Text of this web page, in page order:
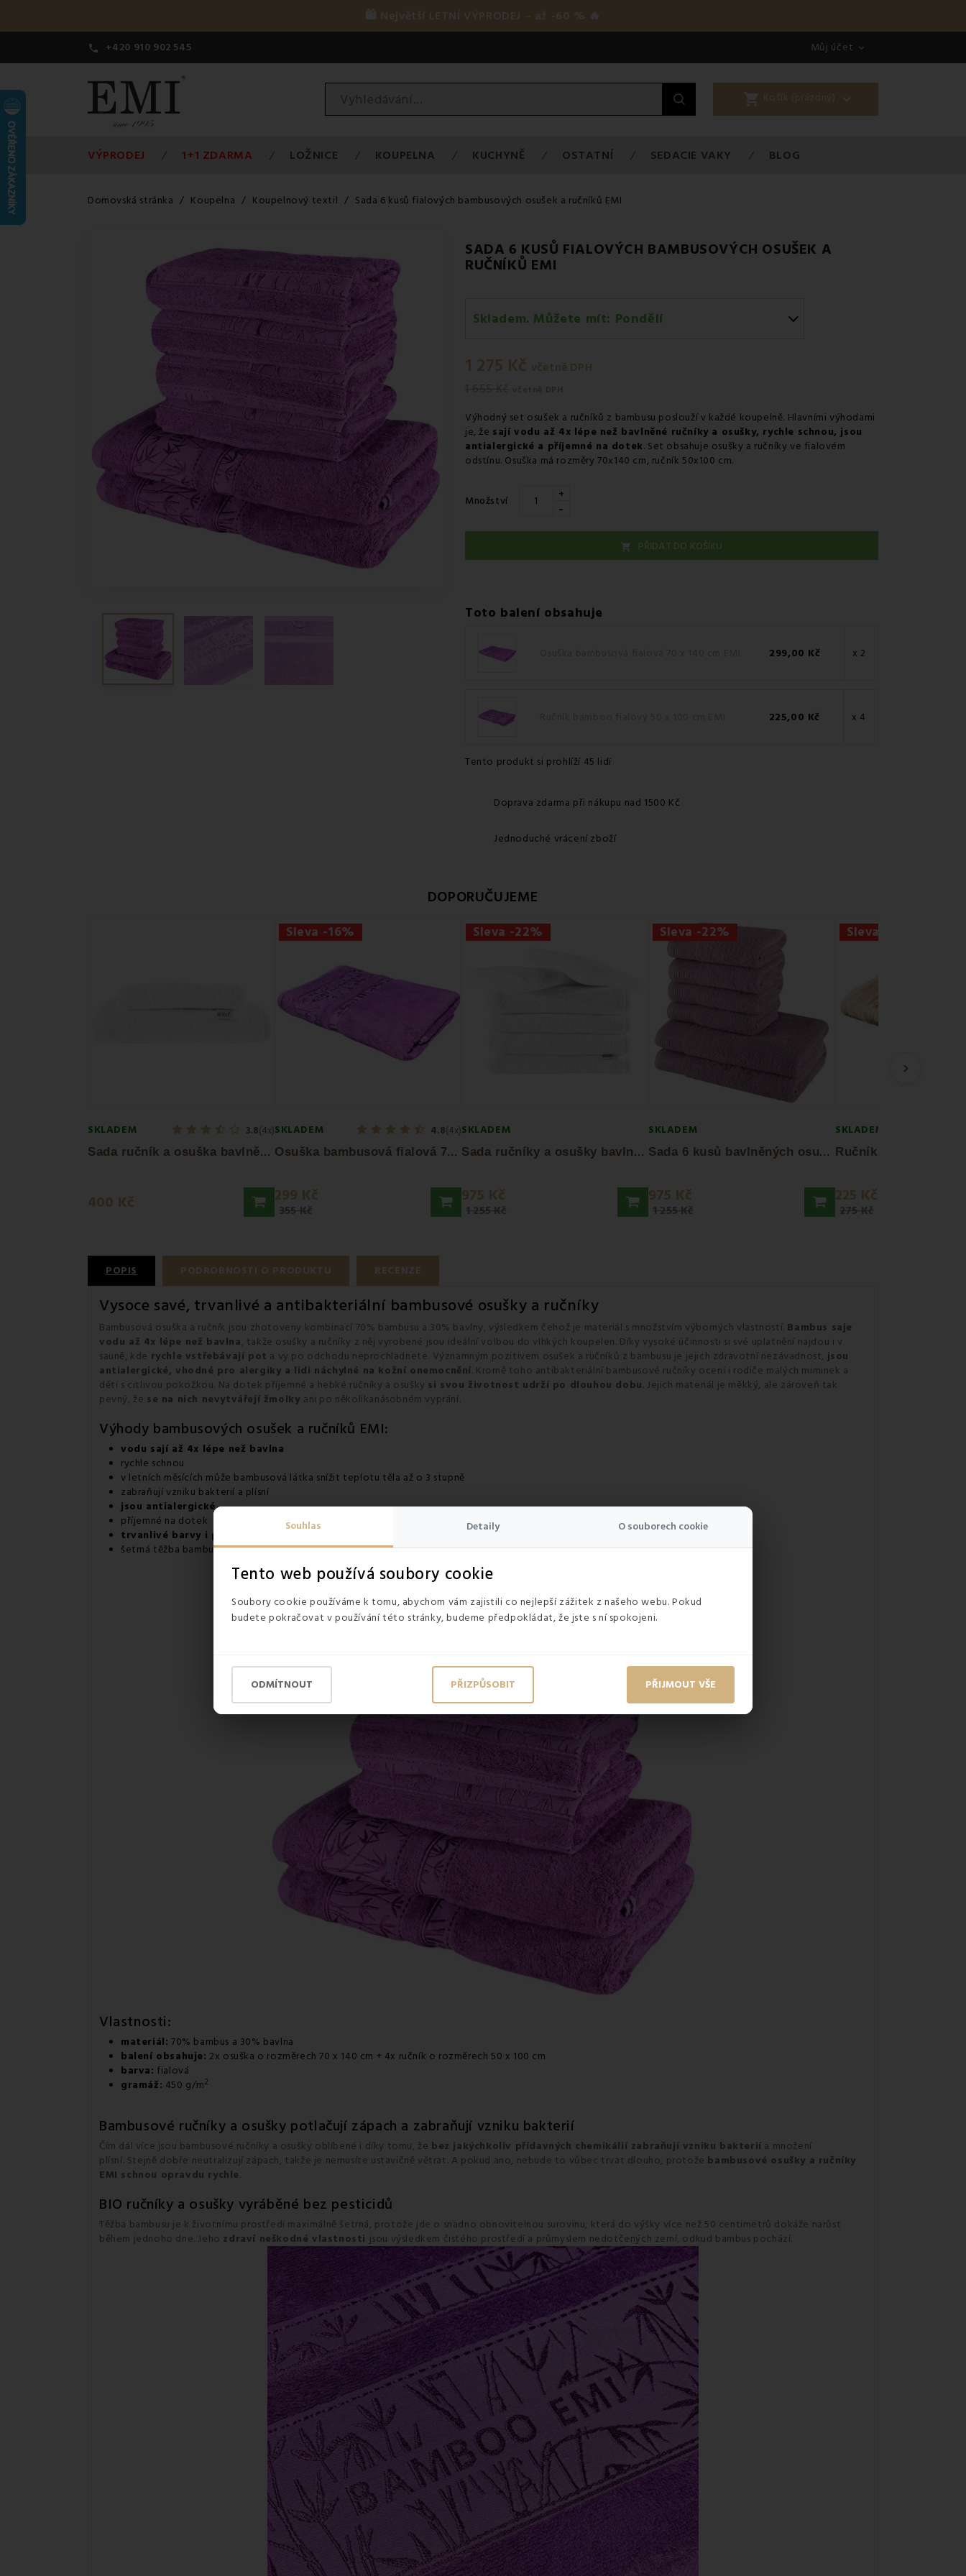
Souhlas Detaily O souborech cookie
Tento web používá soubory cookie
Soubory cookie používáme k tomu, abychom vám zajistili co nejlepší zážitek z našeho webu. Pokud
budete pokračovat v používání této stránky, budeme předpokládat, že jste s ní spokojeni.
ODMÍTNOUT PŘIZPŮSOBIT PŘIJMOUT VŠE
🛍️ Největší LETNÍ VÝPRODEJ – až -60 % 🔥
 +420 910 902 545 Můj účet 
shopping_cart Košík (prázdný) 
VÝPRODEJ 1+1 ZDARMA LOŽNICE KOUPELNA KUCHYNĚ OSTATNÍ SEDACIE VAKY BLOG
Domovská stránka Koupelna Koupelnový textil Sada 6 kusů fialových bambusových osušek a ručníků EMI
SADA 6 KUSŮ FIALOVÝCH BAMBUSOVÝCH OSUŠEK A
RUČNÍKŮ EMI
Skladem. Můžete mít: Pondělí
Úterý 11.08-Kurýr GLS
1 275 Kč včetně DPH
Výhodný set osušek a ručníků z bambusu poslouží v každé koupelně. Hlavními výhodami
je, že sají vodu až 4x lépe než bavlněné ručníky a osušky, rychle schnou, jsou
antialergické a příjemné na dotek. Set obsahuje osušky a ručníky ve fialovém
odstínu. Osuška má rozměry 70x140 cm, ručník 50x100 cm.
Množství +
-
 PŘIDAT DO KOŠÍKU
Toto balení obsahuje
299,00 Kč x 2
225,00 Kč x 4
Tento produkt si prohlíží 45 lidí
Doprava zdarma při nákupu nad 1500 Kč
Jednoduché vrácení zboží
DOPORUČUJEME
SKLADEM 3.8(4x)
S
ada ručník a osuška bavlněná bílá EMI
400 Kč
Sleva -16%
SKLADEM 4.8(4x)
O
suška bambusová fialová 70 x 140 cm EMI
299 Kč
355 Kč
Sleva -22%
SKLADEM
S
ada ručníky a osušky bavlněné bílé 4 ks...
975 Kč
1 255 Kč
Sleva -22%
SKLADEM
S
ada 6 kusů bavlněných osušek a ručníků...
975 Kč
1 255 Kč
Sleva -18%
SKLADEM
225 Kč
275 Kč
›
POPIS PODROBNOSTI O PRODUKTU RECENZE
Vysoce savé, trvanlivé a antibakteriální bambusové osušky a ručníky
Bambusová osuška a ručník jsou zhotoveny kombinací 70% bambusu a 30% bavlny, výsledkem čehož je materiál s množstvím výborných vlastností. Bambus saje
vodu až 4x lépe než bavlna, takže osušky a ručníky z něj vyrobené jsou ideální volbou do vlhkých koupelen. Díky vysoké účinnosti si své uplatnění najdou i v
sauně, kde rychle vstřebávají pot a vy po odchodu neprochladnete. Významným pozitivem osušek a ručníků z bambusu je jejich zdravotní nezávadnost, jsou
antialergické, vhodné pro alergiky a lidi náchylné na kožní onemocnění. Kromě toho antibakteriální bambusové ručníky ocení i rodiče malých miminek a
dětí s citlivou pokožkou. Na dotek příjemné a hebké ručníky a osušky si svou životnost udrží po dlouhou dobu. Jejich materiál je měkký, ale zároveň tak
pevný, že se na nich nevytvářejí žmolky ani po několikanásobném vyprání.
Výhody bambusových osušek a ručníků EMI:
vodu sají až 4x lépe než bavlna
rychle schnou
v letních měsících může bambusová látka snížit teplotu těla až o 3 stupně
zabraňují vzniku bakterií a plísní
jsou antialergické
příjemné na dotek
trvanlivé barvy i po vícenásobném vyprání
šetrná těžba bambusu k životnímu prostředí
Vlastnosti:
materiál: 70% bambus a 30% bavlna
balení obsahuje: 2x osuška o rozměrech 70 x 140 cm + 4x ručník o rozměrech 50 x 100 cm
barva: fialová
gramáž: 450 g/m2
Bambusové ručníky a osušky potlačují zápach a zabraňují vzniku bakterií
Čím dál více jsou bambusové ručníky a osušky oblíbené i díky tomu, že bez jakýchkoliv přídavných chemikálií zabraňují vzniku bakterií a množení
plísní. Stejně dobře neutralizují zápach, takže je nemusíte ustavičně větrat. A pokud ano, nebude to vůbec trvat dlouho, protože bambusové osušky a ručníky
EMI schnou opravdu rychle.
BIO ručníky a osušky vyráběné bez pesticidů
Těžba bambusu je k životnímu prostředí maximálně šetrná, protože jde o snadno obnovitelnou surovinu, která do výšky více než 50 centimetrů dokáže narůst
během jednoho dne. Jeho zdraví neškodné vlastnosti jsou výsledkem čistého prostředí a průmyslem nedotčených zemí, odkud bambus pochází.